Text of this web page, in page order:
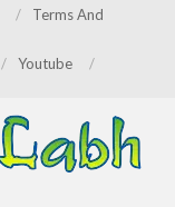
Terms And
Youtube